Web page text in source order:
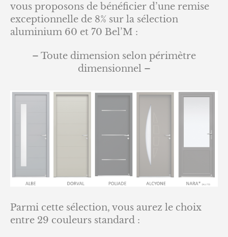
vous proposons de bénéficier d’une remise
exceptionnelle de 8% sur la sélection
aluminium 60 et 70 Bel’M :
– Toute dimension selon périmètre
dimensionnel –
Parmi cette sélection, vous aurez le choix
entre 29 couleurs standard :